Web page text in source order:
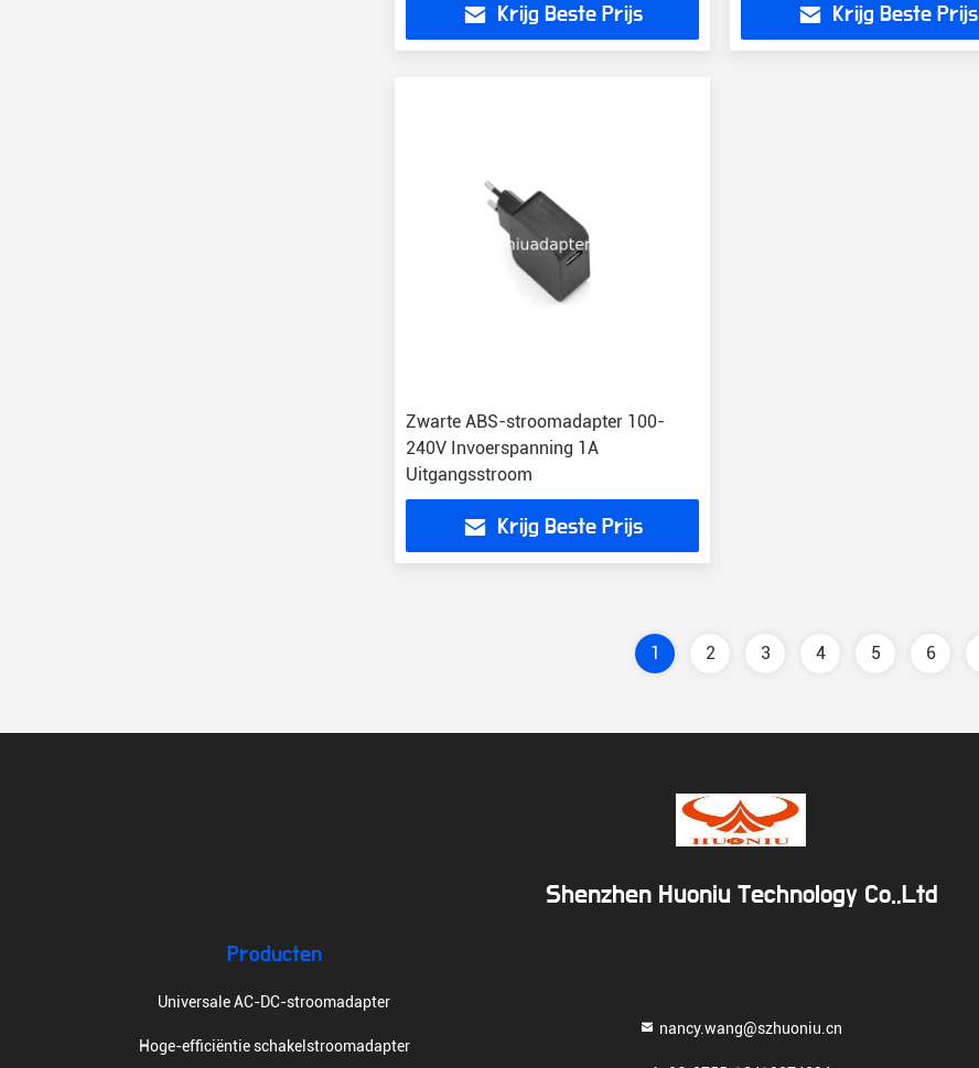
Krijg Beste Prijs Krijg Beste Prijs
Zwarte ABS-stroomadapter 100-
240V Invoerspanning 1A
Uitgangsstroom
Krijg Beste Prijs
1 2 3 4 5 6
Shenzhen Huoniu Technology Co.,Ltd
Producten
Universale AC-DC-stroomadapter
Hoge-efficiëntie schakelstroomadapter
nancy.wang@szhuoniu.cn